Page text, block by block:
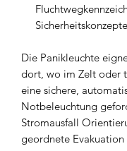
Die Panikleuchte
dort, wo im Zelt oder
eine sichere,
Notbeleuchtung
Stromausfall
geordnete